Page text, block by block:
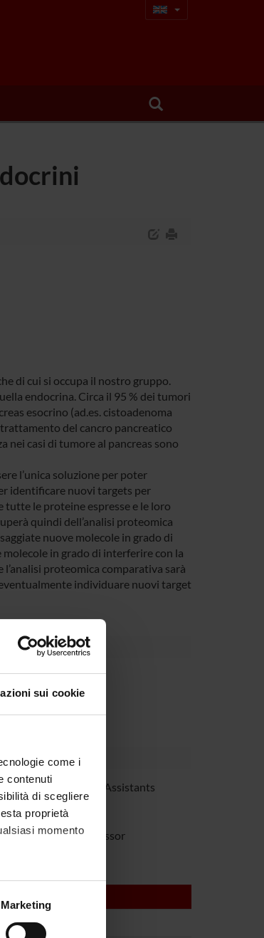
sui cookie
come i
contenuti
di scegliere
proprietà
momento
Marketing
di cui si occupa il nostro gruppo.
endocrina. Circa il 95 % dei tumori
esocrino (ad.es. cistoadenoma
del cancro pancreatico
nei casi di tumore al pancreas sono
l’unica soluzione per poter
identificare nuovi targets per
le proteine espresse e le loro
quindi dell’analisi proteomica
nuove molecole in grado di
in grado di interferire con la
proteomica comparativa sarà
individuare nuovi target
Ricerca Scientifica
Research Assistants
Aldo Scarpa
Full Professor